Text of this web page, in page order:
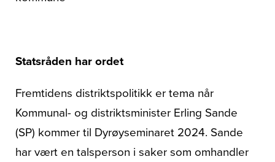
Statsråden har ordet
Fremtidens distriktspolitikk er tema når
Kommunal- og distriktsminister Erling Sande
(SP) kommer til Dyrøyseminaret 2024. Sande
har vært en talsperson i saker som omhandler